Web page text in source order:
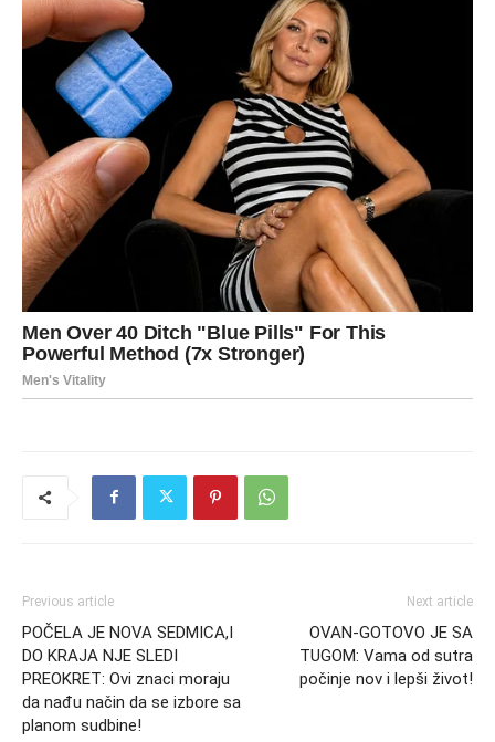
Previous article
POČELA JE NOVA SEDMICA,I
DO KRAJA NJE SLEDI
PREOKRET: Ovi znaci moraju
da nađu način da se izbore sa
planom sudbine!
Next article
OVAN-GOTOVO JE SA
TUGOM: Vama od sutra
počinje nov i lepši život!